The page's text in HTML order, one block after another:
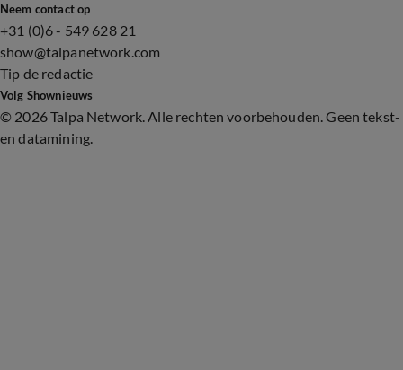
Neem contact op
+31 (0)6 - 549 628 21
show@talpanetwork.com
Tip de redactie
Volg Shownieuws
© 2026 Talpa Network. Alle rechten voorbehouden. Geen tekst-
en datamining.